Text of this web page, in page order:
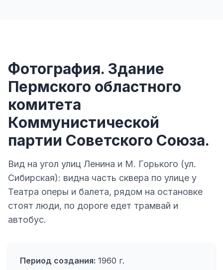
Фотография. Здание
Пермского областного
комитета
Коммунистической
партии Советского Союза.
Вид на угол улиц Ленина и М. Горького (ул.
Сибирская): видна часть сквера по улице у
Театра оперы и балета, рядом на остановке
стоят люди, по дороге едет трамвай и
автобус.
Период создания: 1960 г.